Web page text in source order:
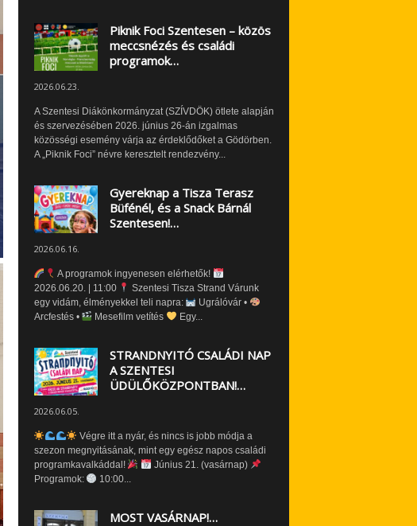
Piknik Foci Szentesen – közös
meccsnézés és családi
programok…
2026.06.23.
A Szentesi Diákönkormányzat (SZÍVDÖK) ötlete alapján
és szervezésében 2026. június 26-án izgalmas
közösségi esemény várja az érdeklődőket a Gödörben.
A „Piknik Foci” névre keresztelt rendezvény...
Gyereknap a Tisza Terasz
Büfénél, és a Snack Bárnál
Szentesen!…
2026.06.16.
A programok ingyenesen elérhetők!
2026.06.20. | 11:00
Szentesi Tisza Strand Várunk
egy vidám, élményekkel teli napra:
Ugrálóvár •
Arcfestés •
Mesefilm vetítés Egy...
STRANDNYITÓ CSALÁDI NAP
A SZENTESI
ÜDÜLŐKÖZPONTBAN!…
2026.06.05.
Végre itt a nyár, és nincs is jobb módja a
szezon megnyitásának, mint egy egész napos családi
programkavalkáddal!
Június 21. (vasárnap)
Programok:
10:00...
MOST VASÁRNAP!…